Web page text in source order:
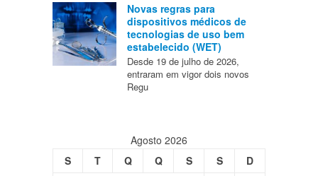
Novas regras para
dispositivos médicos de
tecnologias de uso bem
estabelecido (WET)
Desde 19 de julho de 2026,
entraram em vigor dois novos
Regu
Agosto 2026
S
T Q Q S S
D